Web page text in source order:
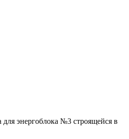
энергоблока №3 строящейся в